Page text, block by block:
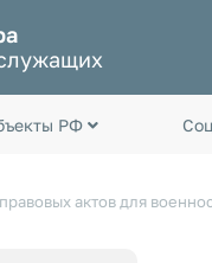
РФ
актов для